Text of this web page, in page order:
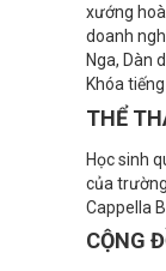
xướng
doanh
Nga, Dàn
Khóa
THỂ
Học sinh
của
Cappella
CỘNG